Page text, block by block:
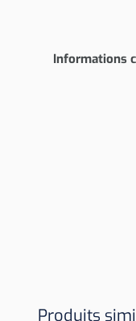
Informations
Produits